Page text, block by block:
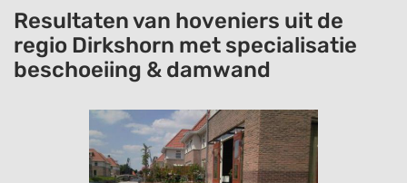
Resultaten van hoveniers uit de
regio Dirkshorn met specialisatie
beschoeiing & damwand